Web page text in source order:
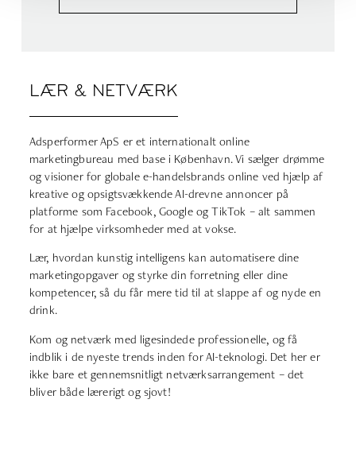
LÆR & NETVÆRK
Adsperformer ApS er et internationalt online
marketingbureau med base i København. Vi sælger drømme
og visioner for globale e-handelsbrands online ved hjælp af
kreative og opsigtsvækkende AI-drevne annoncer på
platforme som Facebook, Google og TikTok – alt sammen
for at hjælpe virksomheder med at vokse.
Lær, hvordan kunstig intelligens kan automatisere dine
marketingopgaver og styrke din forretning eller dine
kompetencer, så du får mere tid til at slappe af og nyde en
drink.
Kom og netværk med ligesindede professionelle, og få
indblik i de nyeste trends inden for AI-teknologi. Det her er
ikke bare et gennemsnitligt netværksarrangement – det
bliver både lærerigt og sjovt!